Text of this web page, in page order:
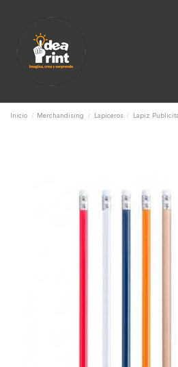
Inicio Merchandising Lapiceros Lapiz